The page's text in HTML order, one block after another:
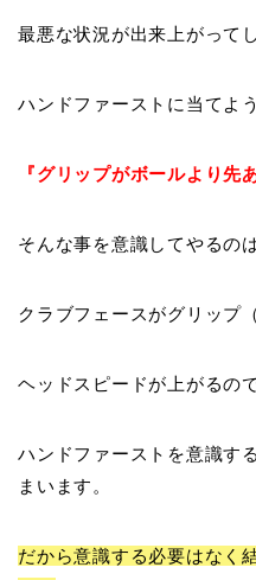
最悪な状況が出来上がって
ハンドファーストに当てよ
『グリップがボールより先
そんな事を意識してやるの
クラブフェースがグリップ
ヘッドスピードが上がるので
ハンドファーストを意識す
まいます 。
だから意識する必要はなく